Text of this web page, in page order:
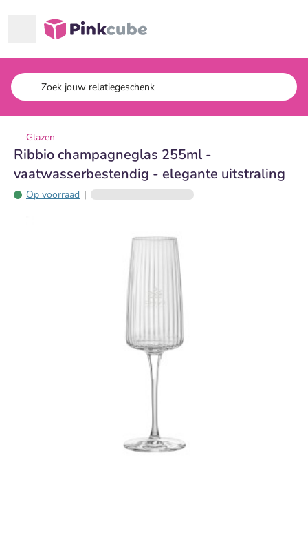
Pinkcube
Glazen
Ribbio champagneglas 255ml -
vaatwasserbestendig - elegante uitstraling
Op voorraad |